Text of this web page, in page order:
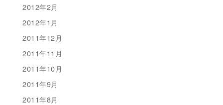
2012年2月
2012年1月
2011年12月
2011年11月
2011年10月
2011年9月
2011年8月